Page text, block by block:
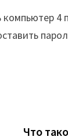
компьютер
Что